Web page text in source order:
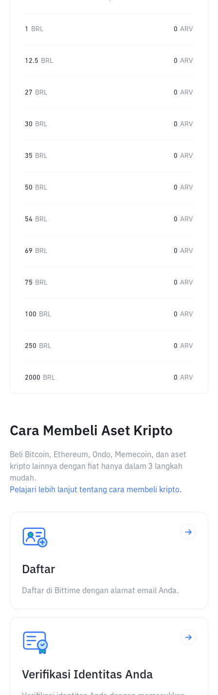
1 BRL 0 ARV
12.5 BRL 0 ARV
27 BRL 0 ARV
30 BRL 0 ARV
35 BRL 0 ARV
50 BRL 0 ARV
54 BRL 0 ARV
69 BRL 0 ARV
75 BRL 0 ARV
100 BRL 0 ARV
250 BRL 0 ARV
2000 BRL 0 ARV
Cara Membeli Aset Kripto
Beli Bitcoin, Ethereum, Ondo, Memecoin, dan aset
kripto lainnya dengan fiat hanya dalam 3 langkah
mudah.
Pelajari lebih lanjut tentang cara membeli kripto.
Daftar
Daftar di Bittime dengan alamat email Anda.
Verifikasi Identitas Anda